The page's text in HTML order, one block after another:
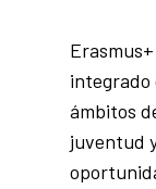
integrado
ámbitos
juventud